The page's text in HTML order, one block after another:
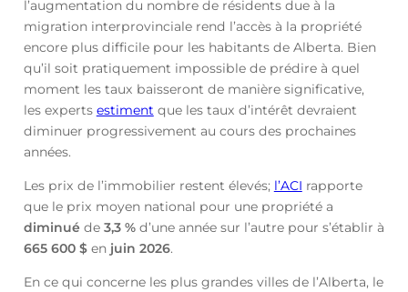
l’augmentation du nombre de résidents due à la
migration interprovinciale rend l’accès à la propriété
encore plus difficile pour les habitants de Alberta. Bien
qu’il soit pratiquement impossible de prédire à quel
moment les taux baisseront de manière significative,
les experts estimentque les taux d’intérêt devraient
diminuer progressivement au cours des prochaines
années.
Les prix de l’immobilier restent élevés; l’ACI rapporte
que le prix moyen national pour une propriété a
diminué de 3,3 %d’une année sur l’autre pour s’établir à
665 600 $en juin 2026.
En ce qui concerne les plus grandes villes de l’Alberta, le